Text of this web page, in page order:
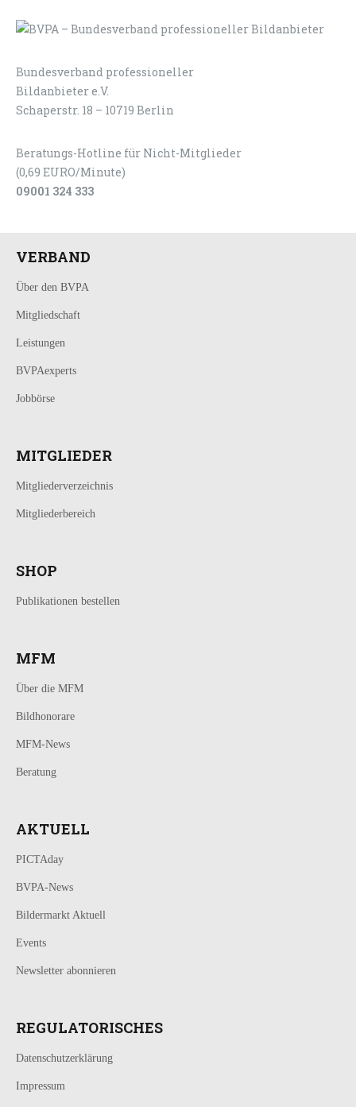
Bundesverband professioneller
Bildanbieter e.V.
Schaperstr. 18 – 10719 Berlin
Beratungs-Hotline für Nicht-Mitglieder
(0,69 EURO/Minute)
09001 324 333
VERBAND
Über den BVPA
Mitgliedschaft
Leistungen
BVPAexperts
Jobbörse
MITGLIEDER
Mitgliederverzeichnis
Mitgliederbereich
SHOP
Publikationen bestellen
MFM
Über die MFM
Bildhonorare
MFM-News
Beratung
AKTUELL
PICTAday
BVPA-News
Bildermarkt Aktuell
Events
Newsletter abonnieren
REGULATORISCHES
Datenschutzerklärung
Impressum